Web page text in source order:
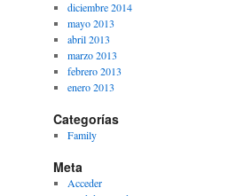
diciembre 2014
mayo 2013
abril 2013
marzo 2013
febrero 2013
enero 2013
Categorías
Family
Meta
Acceder